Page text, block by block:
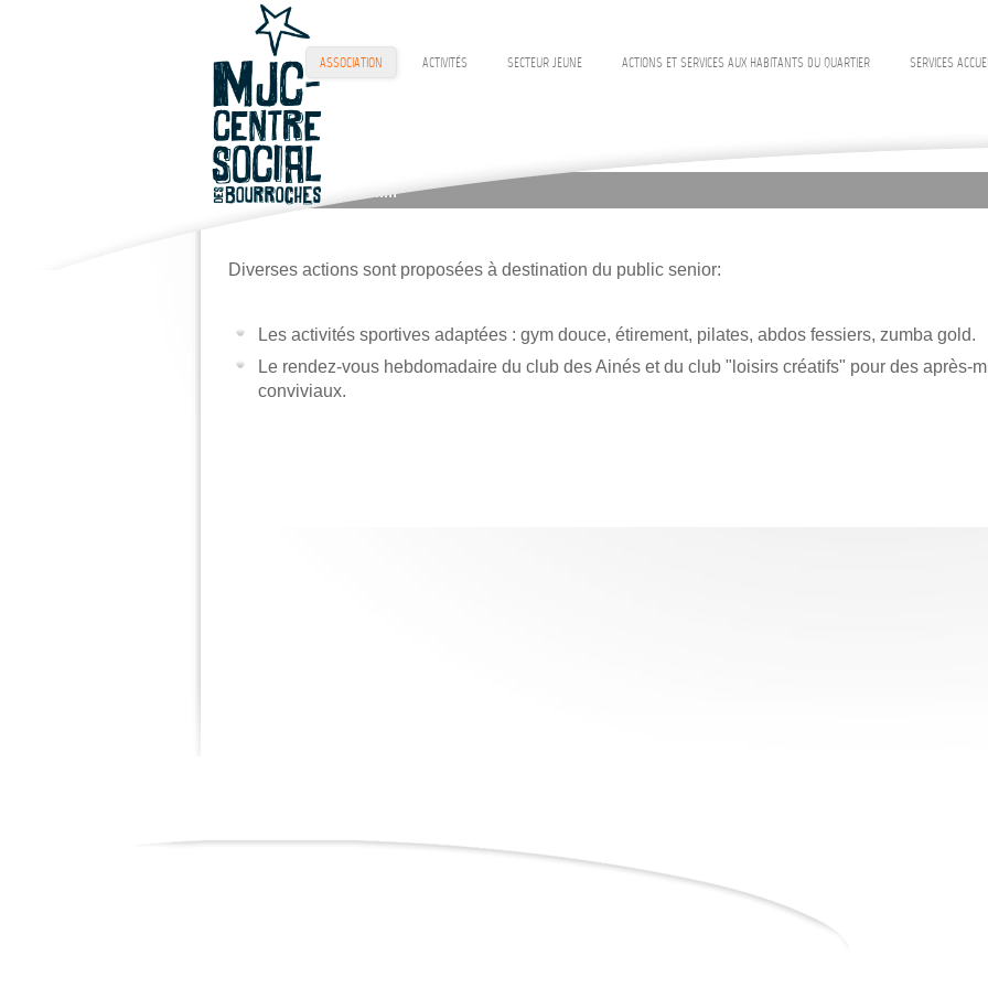
ASSOCIATION ACTIVITÉS SECTEUR JEUNE ACTIONS ET SERVICES AUX HABITANTS DU QUARTIER SERVICES
Pour le bien vieillir
Diverses actions sont proposées à destination du public senior:
Les activités sportives adaptées : gym douce, étirement, pilates, abdos fessiers, zumba gold.
Le rendez-vous hebdomadaire du club des Ainés et du club "loisirs créatifs" pour des après-
conviviaux.